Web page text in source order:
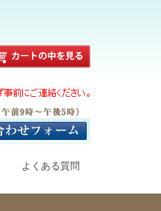
よくある質問